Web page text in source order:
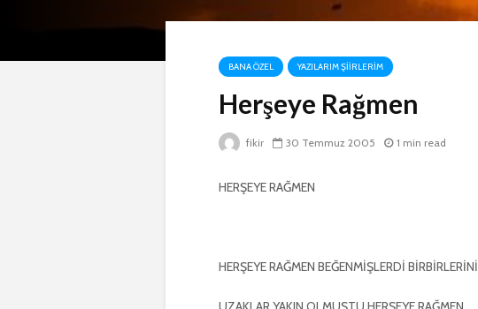
BANA ÖZEL YAZILARIM ŞIIRLERIM
Herşeye Rağmen
fikir 30 Temmuz 2005 1 min read
HERŞEYE RAĞMEN
HERŞEYE RAĞMEN BEĞENMİŞLERDİ BİRBİRLERİNİ